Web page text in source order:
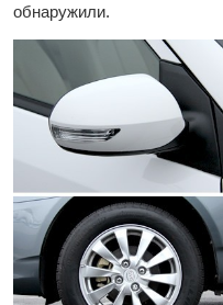
обнаружили.